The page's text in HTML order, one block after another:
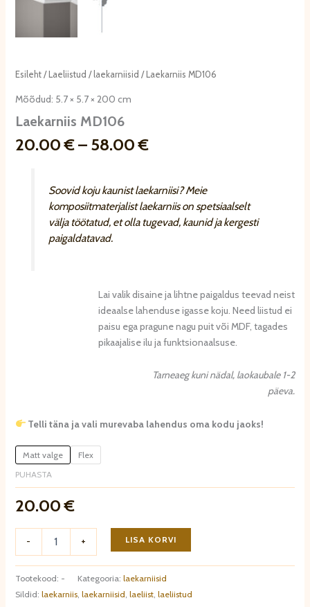
Esileht/ Laeliistud /laekarniisid / Laekarniis MD106
Mõõdud: 5.7 × 5.7 × 200 cm
Laekarniis MD106
20.00€– 58.00€Hinnavahemik:
58.00 €
Soovid koju kaunist laekarniisi? Meie
komposiitmaterjalist laekarniis on spetsiaalselt
välja töötatud, et olla tugevad, kaunid ja kergesti
paigaldatavad.
Lai valik disaine ja lihtne paigaldus teevad neist
ideaalse lahenduse igasse koju. Need liistud ei
paisu ega pragune nagu puit või MDF, tagades
pikaajalise ilu ja funktsionaalsuse.
Tarneaeg kuni nädal, laokaubale 1-2
päeva.
Telli täna ja vali murevaba lahendus oma kodu jaoks!
Matt valge
Flex
PUHASTA
20.00€
- + LISA KORVI
Tootekood: - Kategooria: laekarniisid
Sildid: laekarniis, laekarniisid laeliist, laeliistud